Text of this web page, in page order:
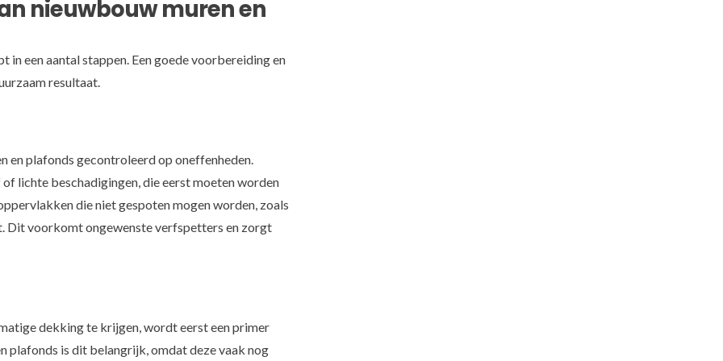
nieuwbouw muren en
een aantal stappen. Een goede voorbereiding en
resultaat.
en plafonds gecontroleerd op oneffenheden.
lichte beschadigingen, die eerst moeten worden
die niet gespoten mogen worden, zoals
Dit voorkomt ongewenste verfspetters en zorgt
dekking te krijgen, wordt eerst een primer
plafonds is dit belangrijk, omdat deze vaak nog